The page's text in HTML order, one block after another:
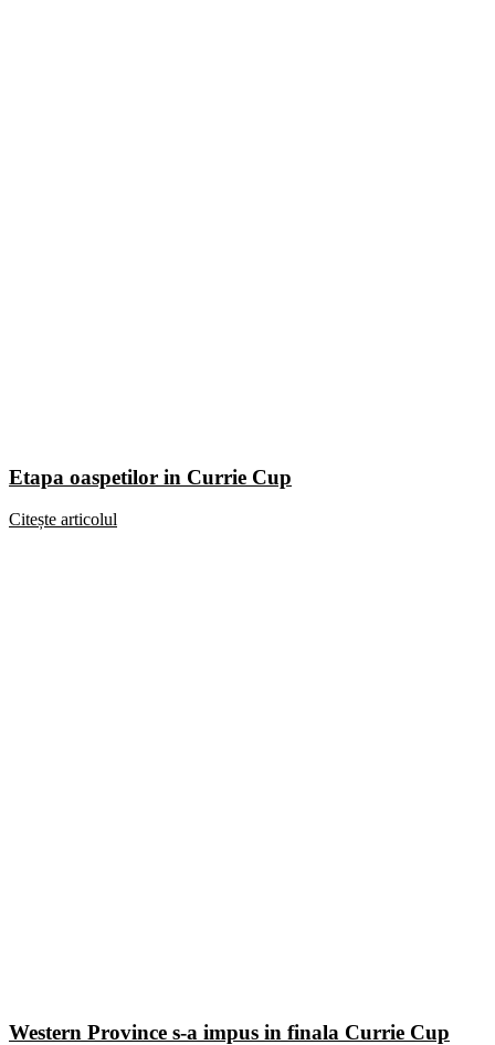
Etapa oaspetilor in Currie Cup
Citește articolul
Western Province s-a impus in finala Currie Cup